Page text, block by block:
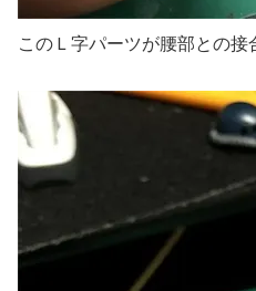
このＬ字パーツが腰部との接